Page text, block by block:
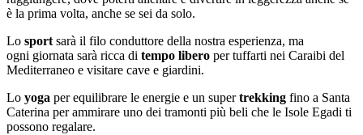
è la prima volta, anche se sei da solo.
Lo sport sarà il filo conduttore della nostra esperienza, ma
ogni giornata sarà ricca di tempo libero per tuffarti nei Caraibi del
Mediterraneo e visitare cave e giardini.
Lo yoga per equilibrare le energie e un supertrekking fino a Santa
Caterina per ammirare uno dei tramonti più beli che le Isole Egadi ti
possono regalare.